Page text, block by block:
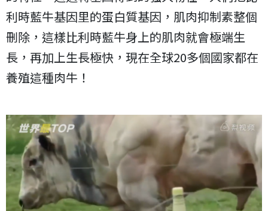
利時藍牛基因里的蛋白質基因，肌肉抑制素整個
刪除，這樣比利時藍牛身上的肌肉就會極端生
長，再加上生長極快，現在全球20多個國家都在
養殖這種肉牛！